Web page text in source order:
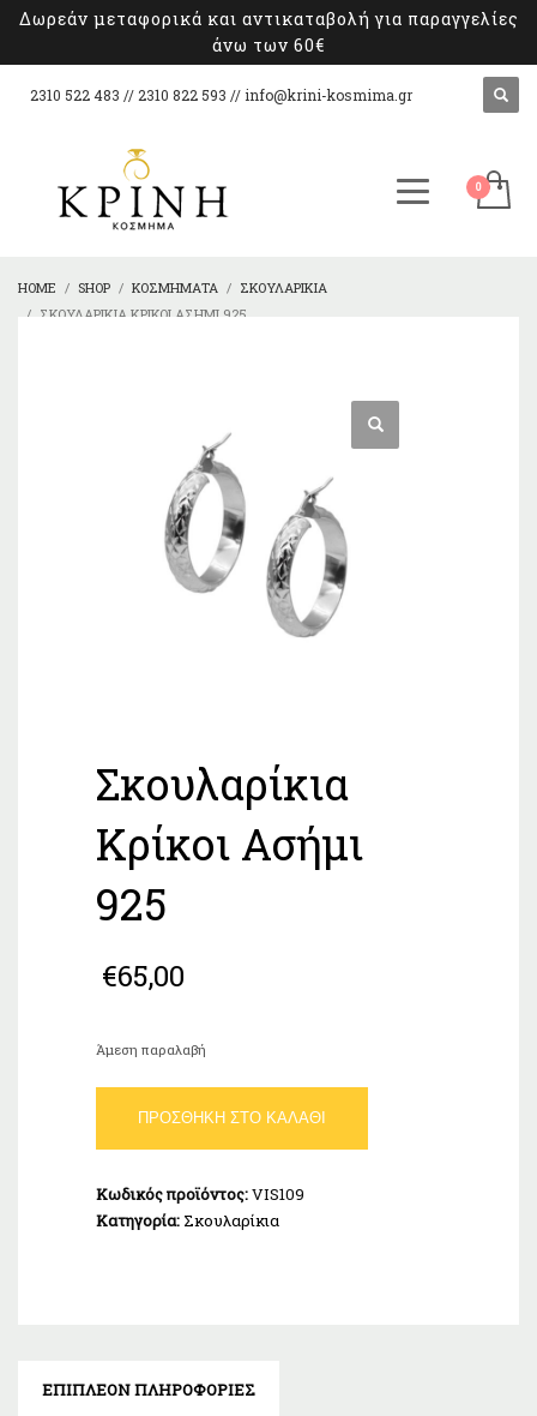
Δωρεάν μεταφορικά και αντικαταβολή για παραγγελίες
άνω των 60€
2310 522 483 // 2310 822 593 // info@krini-kosmima.gr
HOME SHOP ΚΟΣΜΉΜΑΤΑ
ΣΚΟΥΛΑΡΊΚΙΑ
ΣΚΟΥΛΑΡΊΚΙΑ ΚΡΊΚΟΙ ΑΣΉΜΙ 925
Σκουλαρίκια
Κρίκοι Ασήμι
925
€65,00
Άμεση παραλαβή
Κρίκοι
Ασήμι
ποσότητα
ΠΡΟΣΘΉΚΗ ΣΤΟ ΚΑΛΆΘΙ
Κωδικός προϊόντος:VIS109
Κατηγορία: Σκουλαρίκια
ΕΠΙΠΛΈΟΝ ΠΛΗΡΟΦΟΡΊΕΣ